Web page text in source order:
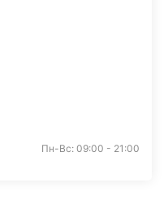
Пн-Вс: 09:00 - 21:00